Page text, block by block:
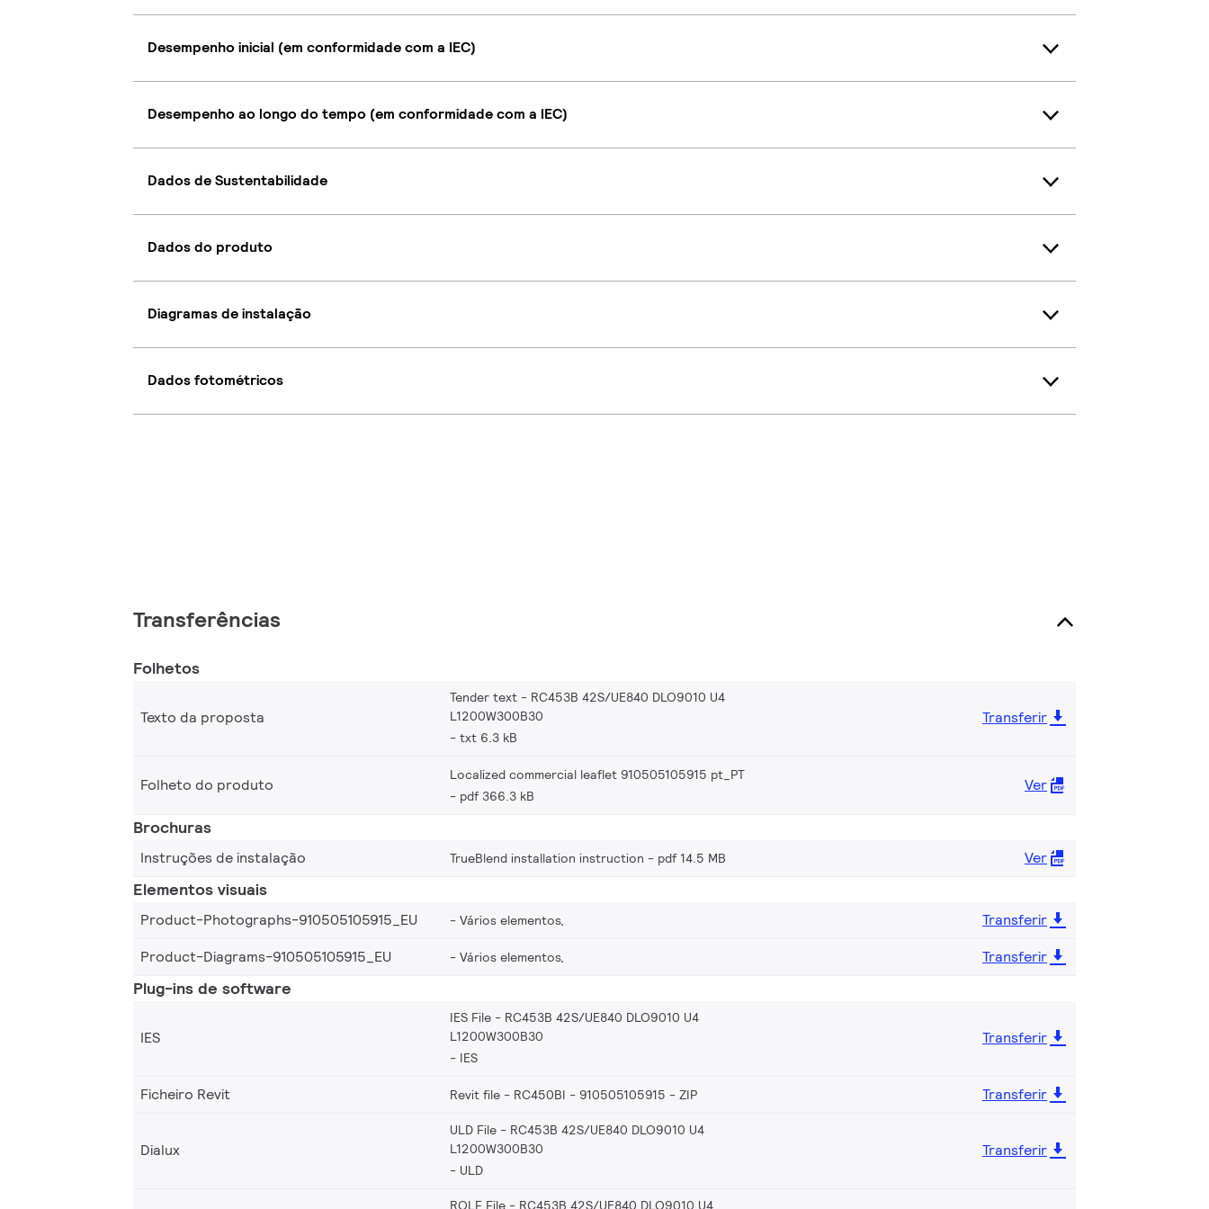
Desempenho inicial (em conformidade com a IEC)
Desempenho ao longo do tempo (em conformidade com a IEC)
Dados de Sustentabilidade
Dados do produto
Diagramas de instalação
Dados fotométricos
Transferências
Folhetos
Texto da proposta
Tender text - RC453B 42S/UE840 DLO9010 U4
L1200W300B30
txt 6.3 kB
Transferir
Folheto do produto
Localized commercial leaflet 910505105915 pt_PT
pdf 366.3 kB
Ver
Brochuras
Instruções de instalação TrueBlend installation instruction pdf 14.5 MB Ver
Elementos visuais
Product-Photographs-910505105915_EU Vários elementos,
Transferir
Product-Diagrams-910505105915_EU
Vários elementos, Transferir
Plug-ins de software
IES
IES File - RC453B 42S/UE840 DLO9010 U4
L1200W300B30
IES
Transferir
Ficheiro Revit Revit file - RC450BI - 910505105915 ZIP Transferir
Dialux
ULD File - RC453B 42S/UE840 DLO9010 U4
L1200W300B30
ULD
Transferir
ROLF File - RC453B 42S/UE840 DLO9010 U4